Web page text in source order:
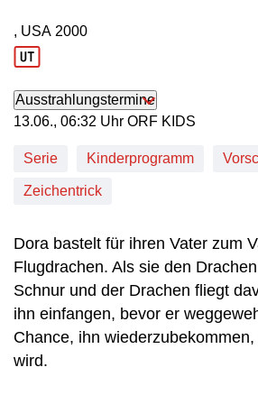
Produktionsland: USA
, USA
Produktionsjahr: 2000
2000
Ausstrahlungstermine
13. Juni, 06:32 Uhr in ORF KIDS
13.06., 06:32 Uhr ORF KIDS
Serie Kinderprogramm
Zeichentrick
Dora bastelt für ihren Vater zum
Flugdrachen. Als sie den
Schnur und der Drachen fliegt
ihn einfangen, bevor er
Chance, ihn
wird.